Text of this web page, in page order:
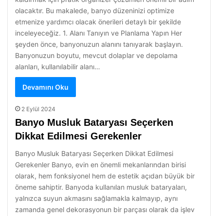
olacaktır. Bu makalede, banyo düzeninizi optimize
etmenize yardımcı olacak önerileri detaylı bir şekilde
inceleyeceğiz. 1. Alanı Tanıyın ve Planlama Yapın Her
şeyden önce, banyonuzun alanını tanıyarak başlayın.
Banyonuzun boyutu, mevcut dolaplar ve depolama
alanları, kullanılabilir alanı…
Devamını Oku
2 Eylül 2024
Banyo Musluk Bataryası Seçerken
Dikkat Edilmesi Gerekenler
Banyo Musluk Bataryası Seçerken Dikkat Edilmesi
Gerekenler Banyo, evin en önemli mekanlarından birisi
olarak, hem fonksiyonel hem de estetik açıdan büyük bir
öneme sahiptir. Banyoda kullanılan musluk bataryaları,
yalnızca suyun akmasını sağlamakla kalmayıp, aynı
zamanda genel dekorasyonun bir parçası olarak da işlev